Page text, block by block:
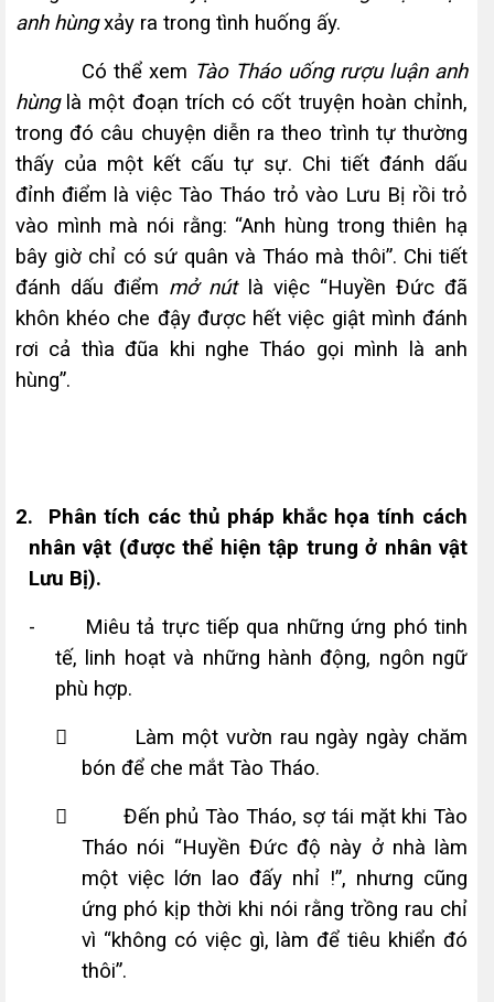
anh hùng xảy ra trong tình huống ấy.
Có thể xem Tào Tháo uống rượu luận anh
hùng là một đoạn trích có cốt truyện hoàn chỉnh,
trong đó câu chuyện diễn ra theo trình tự thường
thấy của một kết cấu tự sự. Chi tiết đánh dấu
đỉnh điểm là việc Tào Tháo trỏ vào Lưu Bị rồi trỏ
vào mình mà nói rằng: “Anh hùng trong thiên hạ
bây giờ chỉ có sứ quân và Tháo mà thôi”. Chi tiết
đánh dấu điểm mở nút
là việc “Huyền Đức đã
khôn khéo che đậy được hết việc giật mình đánh
rơi cả thìa đũa khi nghe Tháo gọi mình là anh
hùng”.
2.
Phân tích các thủ pháp khắc họa tính cách
nhân vật (được thể hiện tập trung ở nhân vật
Lưu Bị).
-
Miêu tả trực tiếp qua những ứng phó tinh
tế, linh hoạt và những hành động, ngôn ngữ
phù hợp.

Làm một v­ườn rau ngày ngày chăm
bón để che mắt Tào Tháo.

Đến phủ Tào Tháo, sợ tái mặt khi Tào
Tháo nói “Huyền Đức độ này ở nhà làm
một việc lớn lao đấy nhỉ !”, nhưng cũng
ứng phó kịp thời khi nói rằng trồng rau chỉ
vì “không có việc gì, làm để tiêu khiển đó
thôi”.